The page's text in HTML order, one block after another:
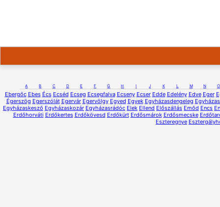
A B C D E F G H I J K L M N O
Ebergőc Ebes Écs Ecséd Ecseg Ecsegfalva Ecseny Ecser Edde Edelény Edve Eger
Égerszög Egerszólát Egervár Egervölgy Egyed Egyek Egyházasdengeleg
Egyházaskesző Egyházaskozár Egyházasrádóc Elek Ellend Előszállás Emőd Encs
Erdőhorváti Erdőkertes Erdőkövesd Erdőkürt Erdősmárok Erdősmecske
Eszteregnye